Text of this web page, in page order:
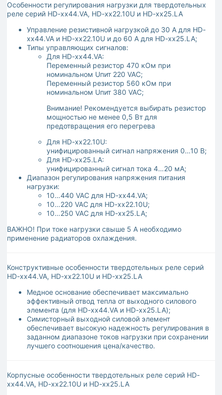
Особенности регулирования нагрузки для твердотельных
реле серий HD-xx44.VA, HD-xx22.10U и HD-xx25.LA
Управление резистивной нагрузкой до 30 А для HD-
xx44.VA и HD-xx22.10U и до 60 А для HD-xx25.LA;
Типы управляющих сигналов:
Для HD-xx44.VA:
Переменный резистор 470 кОм при
номинальном Uпит 220 VAC;
Переменный резистор 560 кОм при
номинальном Uпит 380 VAC;
Внимание! Рекомендуется выбирать резистор
мощностью не менее 0,5 Вт для
предотвращения его перегрева
​​Для HD-xx22.10U:
унифицированный сигнал напряжения 0…10 В;
​​Для HD-xx25.LA:
унифицированный сигнал тока 4…20 мА;
Диапазон регулирования напряжения питания
нагрузки:
10…440 VAC для HD-xx44.VA;
10…220 VAC для HD-xx22.10U;
10…250 VAC для HD-xx25.LA;
ВАЖНО! При токе нагрузки свыше 5 А необходимо
применение радиаторов охлаждения.
Конструктивные особенности твердотельных реле серий
HD-xx44.VA, HD-xx22.10U и HD-xx25.LA
Медное основание обеспечивает максимально
эффективный отвод тепла от выходного силового
элемента (для HD-xx44.VA и HD-xx25.LA);
Симисторный выходной силовой элемент
обеспечивает высокую надежность регулирования в
заданном диапазоне токов нагрузки при сохранении
лучшего соотношения цена/качество.
Корпусные особенности твердотельных реле серий HD-
xx44.VA, HD-xx22.10U и HD-xx25.LA